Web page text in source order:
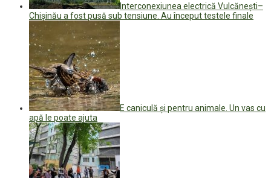
Interconexiunea electrică Vulcănești–
Chișinău a fost pusă sub tensiune. Au început testele finale
E caniculă și pentru animale. Un vas cu
apă le poate ajuta